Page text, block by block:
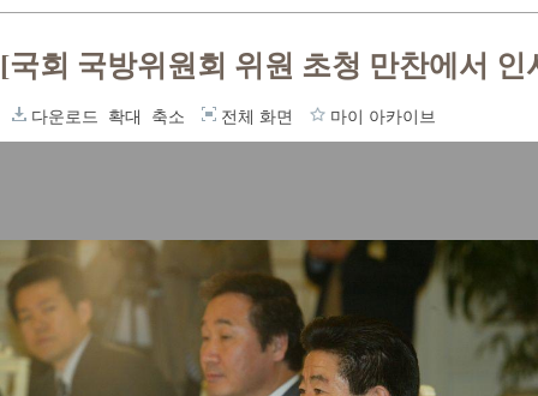
[국회 국방위원회 위원 초청 만찬에서
다운로드 확대 축소 전체 화면 마이 아카이브